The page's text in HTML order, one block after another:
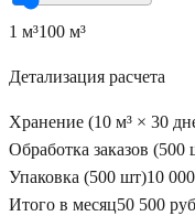
1 м³100 м³
Детализация расчета
Хранение (10 м³ × 30
Обработка заказов (500
Упаковка (500 шт)10 000
Итого в месяц50 500